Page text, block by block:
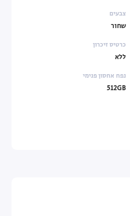
צבעים
שחור
כרטיס זיכרון
ללא
נפח אחסון פנימי
512GB